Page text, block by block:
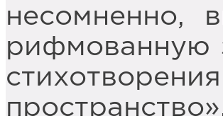
несомненно,
рифмованную